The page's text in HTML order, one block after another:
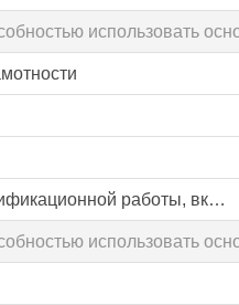
использовать
Защита выпускной квалификационной работы, включая подготовку к процедуре защиты и процедуру защиты
использовать